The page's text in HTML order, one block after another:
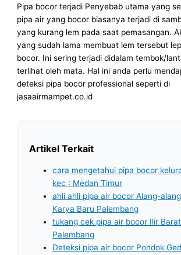
Pipa bocor terjadi Penyebab utama yang
pipa air yang bocor biasanya terjadi di
yang kurang lem pada saat pemasangan.
yang sudah lama membuat lem tersebut
bocor. Ini sering terjadi didalam tembok/
terlihat oleh mata. Hal ini anda perlu
deteksi pipa bocor professional seperti di
jasaairmampet.co.id
Artikel Terkait
cara mengetahui pipa bocor
kec : Medan Timur
ahli ahli pipa air bocor Alang-
Karya Baru Palembang
tukang cek pipa air bocor Ilir
Palembang
Deteksi pipa air bocor Pondok